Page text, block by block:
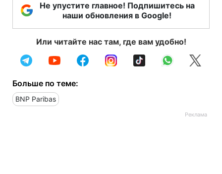
Не упустите главное! Подпишитесь на
наши обновления в Google!
Или читайте нас там, где вам удобно!
Больше по теме:
BNP Paribas